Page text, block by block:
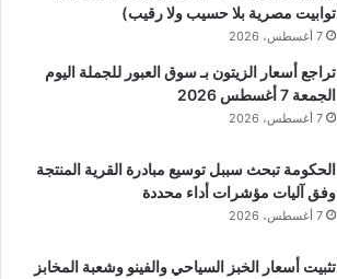
توابيت مصرية بلا حسيب ولا رقيب)
7 أغسطس، 2026
تراجع أسعار الزيتون بـ سوق العبور للجملة اليوم
الجمعة 7 أغسطس 2026
7 أغسطس، 2026
الحكومة تبحث سببل توسيع مبادرة القرية المنتجة
وفق آليات مؤشرات أداء محددة
7 أغسطس، 2026
تثبيت أسعار الخبز السياحي والفينو وشعبة المخابز